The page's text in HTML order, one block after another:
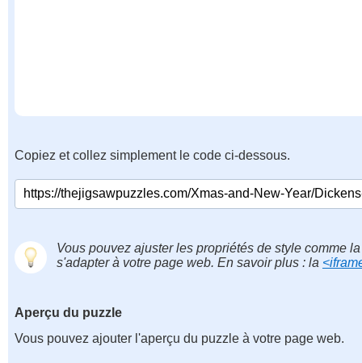
Copiez et collez simplement le code ci-dessous.
Vous pouvez ajuster les propriétés de style comme
s'adapter à votre page web. En savoir plus : la
Aperçu du puzzle
Vous pouvez ajouter l'aperçu du puzzle à votre page web.